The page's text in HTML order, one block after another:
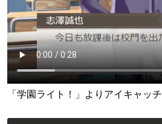
「学園ライト！」よりアイキャッ